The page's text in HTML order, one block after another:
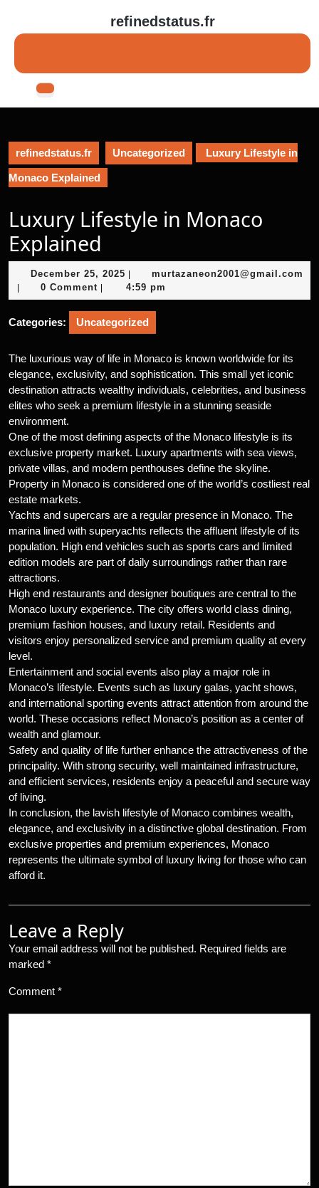
content
refinedstatus.fr
Open
refinedstatus.fr Uncategorized Luxury Lifestyle in
Monaco Explained
Luxury Lifestyle in Monaco
Explained
December 25, 2025 December
25,
2025
murtazaneon2001@gmail.com
murtazaneon2001@gmail.com
0 Comment 4:59 pm
Categories: Uncategorized
The luxurious way of life in Monaco is known worldwide for its
elegance, exclusivity, and sophistication. This small yet iconic
destination attracts wealthy individuals, celebrities, and business
elites who seek a premium lifestyle in a stunning seaside
environment.
One of the most defining aspects of the Monaco lifestyle is its
exclusive property market. Luxury apartments with sea views,
private villas, and modern penthouses define the skyline.
Property in Monaco is considered one of the world’s costliest real
estate markets.
Yachts and supercars are a regular presence in Monaco. The
marina lined with superyachts reflects the affluent lifestyle of its
population. High end vehicles such as sports cars and limited
edition models are part of daily surroundings rather than rare
attractions.
High end restaurants and designer boutiques are central to the
Monaco luxury experience. The city offers world class dining,
premium fashion houses, and luxury retail. Residents and
visitors enjoy personalized service and premium quality at every
level.
Entertainment and social events also play a major role in
Monaco’s lifestyle. Events such as luxury galas, yacht shows,
and international sporting events attract attention from around the
world. These occasions reflect Monaco’s position as a center of
wealth and glamour.
Safety and quality of life further enhance the attractiveness of the
principality. With strong security, well maintained infrastructure,
and efficient services, residents enjoy a peaceful and secure way
of living.
In conclusion, the lavish lifestyle of Monaco combines wealth,
elegance, and exclusivity in a distinctive global destination. From
exclusive properties and premium experiences, Monaco
represents the ultimate symbol of luxury living for those who can
afford it.
Leave a Reply
Your email address will not be published. Required fields are
marked *
Comment *